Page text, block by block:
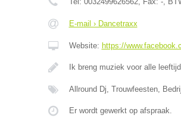
E-mail › Dancetraxx
Website: https://
Ik breng muziek voor alle
Allround Dj, Trouwfeesten,
Er wordt gewerkt op afspraak.